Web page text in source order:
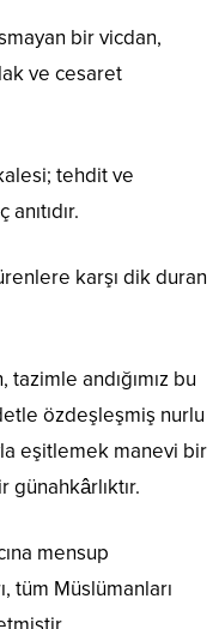
bir vicdan,
ve cesaret
tehdit ve
karşı dik duran
andığımız bu
özdeşleşmiş nurlu
eşitlemek manevi bir
günahkârlıktır.
mensup
tüm Müslümanları